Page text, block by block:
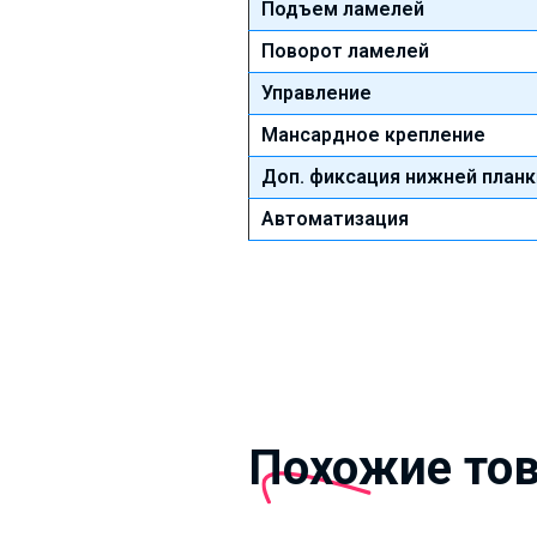
Подъем ламелей
Поворот ламелей
Управление
Мансардное крепление
Доп. фиксация нижней
Автоматизация
Похожие